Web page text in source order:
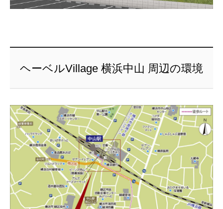
ヘーベルVillage 横浜中山 周辺の環境